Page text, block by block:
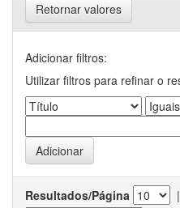
Retornar valores
Adicionar filtros:
Utilizar filtros para refinar o
Resultados/Página |